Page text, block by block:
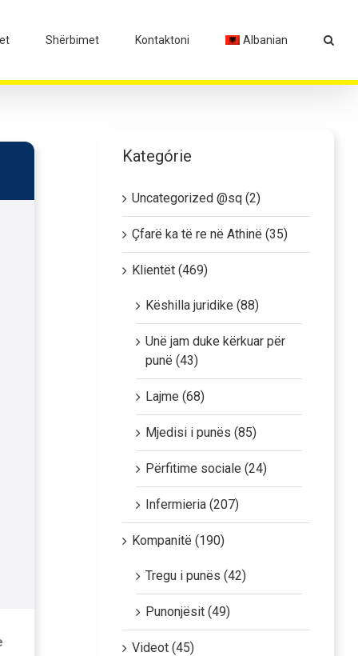
Shërbimet Kontaktoni Albanian
Kategórie
Uncategorized @sq (2)
Çfarë ka të re në Athinë (35)
Klientët (469)
Këshilla juridike (88)
Unë jam duke kërkuar për
punë (43)
Lajme (68)
Mjedisi i punës (85)
Përfitime sociale (24)
Infermieria (207)
Kompanitë (190)
Tregu i punës (42)
Punonjësit (49)
Videot (45)